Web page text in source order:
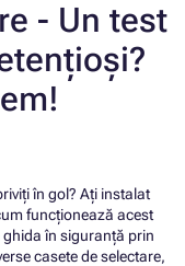
- Un test
în gol? Ați instalat
funcționează acest
în siguranță prin
casete de selectare,